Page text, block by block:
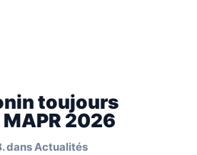
toujours
2026
dansActualités